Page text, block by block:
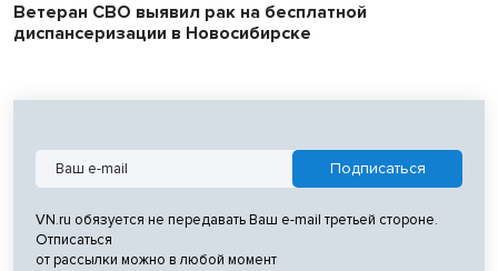
Ветеран СВО выявил рак на бесплатной
диспансеризации в Новосибирске
VN.ru обязуется не передавать Ваш e-mail третьей стороне.
Отписаться
от рассылки можно в любой момент